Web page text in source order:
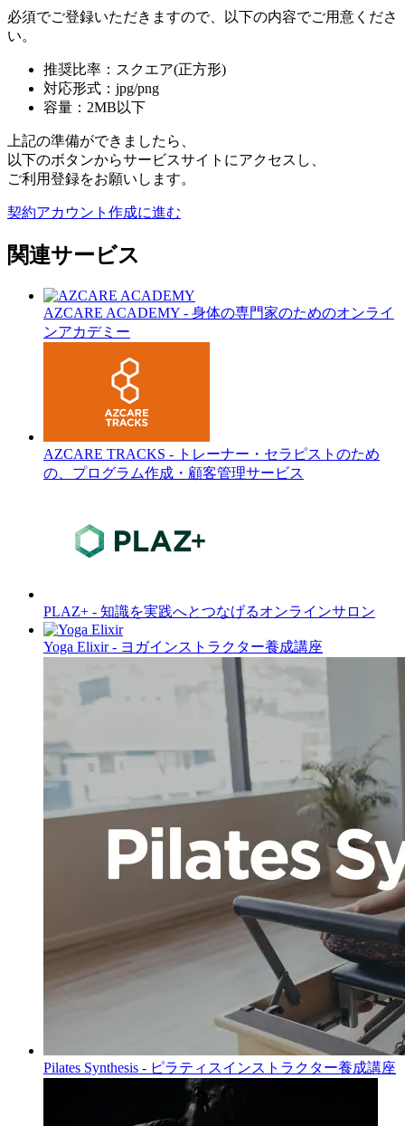
必須でご登録いただきますので、以下の内容でご用意くださ
い。
推奨比率：スクエア(正方形)
対応形式：jpg/png
容量：2MB以下
上記の準備ができましたら、
以下のボタンからサービスサイトにアクセスし、
ご利用登録をお願いします。
契約アカウント作成に進む
関連サービス
AZCARE ACADEMY - 身体の専門家のためのオンライ
ンアカデミー
AZCARE TRACKS - トレーナー・セラピストのため
の、プログラム作成・顧客管理サービス
PLAZ+ - 知識を実践へとつなげるオンラインサロン
Yoga Elixir - ヨガインストラクター養成講座
Pilates Synthesis - ピラティスインストラクター養成講座